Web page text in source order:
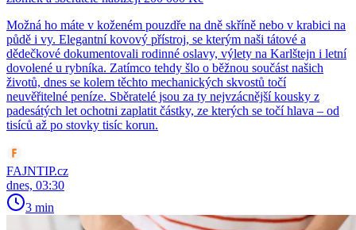
Možná ho máte v koženém pouzdře na dně skříně nebo v krabici na
půdě i vy. Elegantní kovový přístroj, se kterým naši tátové a
dědečkové dokumentovali rodinné oslavy, výlety na Karlštejn i letní
dovolené u rybníka. Zatímco tehdy šlo o běžnou součást našich
životů, dnes se kolem těchto mechanických skvostů točí
neuvěřitelné peníze. Sběratelé jsou za ty nejvzácnější kousky z
padesátých let ochotni zaplatit částky, ze kterých se točí hlava – od
tisíců až po stovky tisíc korun.
FAJNTIP.cz
dnes, 03:30
3 min